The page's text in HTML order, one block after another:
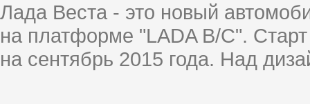
Лада Веста - это новый
на платформе "LADA B/C".
на сентябрь 2015 года. Над